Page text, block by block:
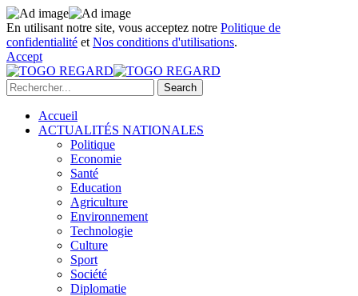
En utilisant notre site, vous acceptez notre Politique de
confidentialité et Nos conditions d'utilisations.
Accept
Accueil
ACTUALITÉS NATIONALES
Politique
Economie
Santé
Education
Agriculture
Environnement
Technologie
Culture
Sport
Société
Diplomatie